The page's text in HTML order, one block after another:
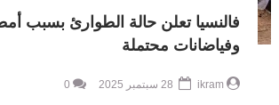
فالنسيا تعلن حالة الطوارئ بسبب
وفياضانات محتملة
ikram
0